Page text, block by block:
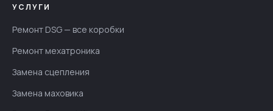
УСЛУГИ
Ремонт DSG — все коробки
Ремонт мехатроника
Замена сцепления
Замена маховика